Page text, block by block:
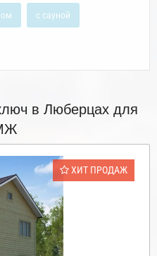
с сауной
в Люберцах для
ХИТ ПРОДАЖ